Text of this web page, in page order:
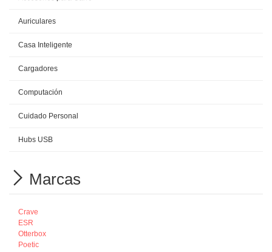
Auriculares
Casa Inteligente
Cargadores
Computación
Cuidado Personal
Hubs USB
Marcas
Crave
ESR
Otterbox
Poetic